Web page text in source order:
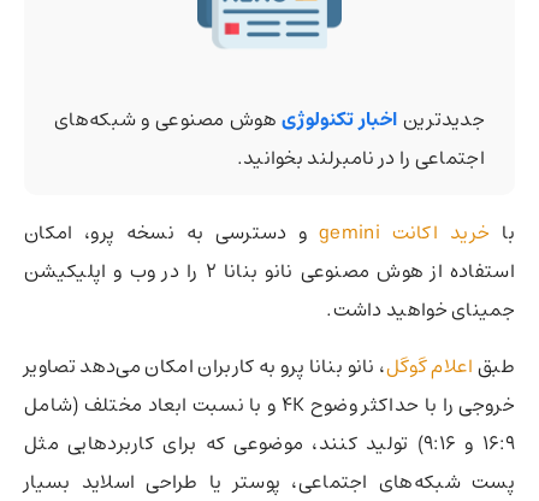
جدیدتریناخبار تکنولوژیهوش مصنوعی و شبکه‌های
اجتماعی را در نامبرلند بخوانید.
با خرید اکانت gemini
و دسترسی به نسخه پرو، امکان
استفاده از هوش مصنوعی نانو بنانا 2 را در وب و اپلیکیشن
جمینای خواهید داشت.
طبقاعلام گوگل، نانو بنانا پرو به کاربران امکان می‌دهد تصاویر
خروجی را با حداکثر ‌وضوح 4K و با نسبت‌ ابعاد مختلف (شامل
16:9 و 9:16) تولید کنند، موضوعی که برای کاربردهایی مثل
پست‌ شبکه‌های اجتماعی، پوستر یا طراحی اسلاید‌ بسیار